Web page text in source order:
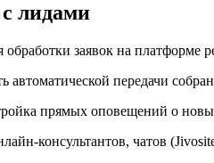
лидами
заявок на платформе
автоматической передачи
прямых оповещений о
консультантов, чатов